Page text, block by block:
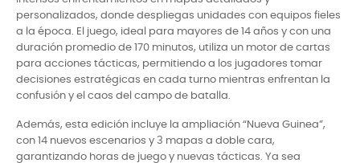
personalizados, donde despliegas unidades con equipos fieles
a la época. El juego, ideal para mayores de 14 años y con una
duración promedio de 170 minutos, utiliza un motor de cartas
para acciones tácticas, permitiendo a los jugadores tomar
decisiones estratégicas en cada turno mientras enfrentan la
confusión y el caos del campo de batalla.
Además, esta edición incluye la ampliación “Nueva Guinea”,
con 14 nuevos escenarios y 3 mapas a doble cara,
garantizando horas de juego y nuevas tácticas. Ya sea